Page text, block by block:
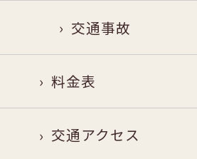
交通事故
料金表
交通アクセス